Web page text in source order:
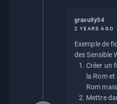
graoully54
2 YEARS AGO
Exemple de
des Sensible
Créer un
la Rom
Rom
Mettre